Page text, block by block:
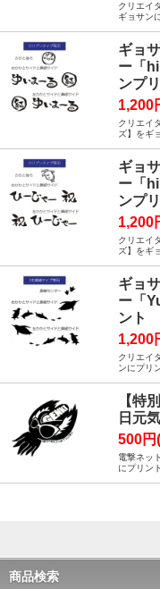
クリエイ
ギョサン
ギョ
ー「
ンプ
1,200
クリエイ
ズ】をギ
ギョ
ー「
ンプ
1,200
クリエイ
ズ】をギ
ギョ
ー「
ント
1,200
クリエイ
ンにプリ
【特
日元
500円
電撃ネッ
にプリン
商品検索